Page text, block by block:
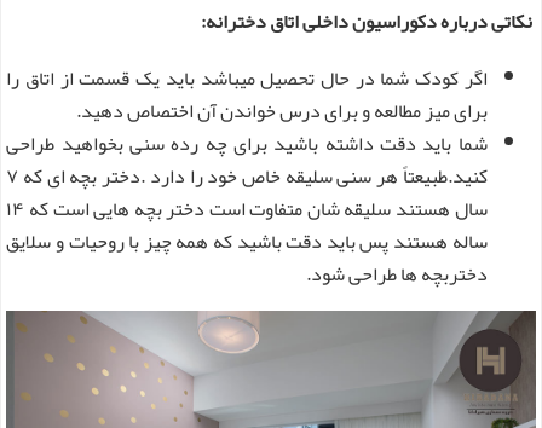
نکاتی درباره دکوراسیون داخلی اتاق دخترانه:
اگر کودک شما در حال تحصیل میباشد باید یک قسمت از اتاق را
برای میز مطالعه و برای درس خواندن آن اختصاص دهید.
شما باید دقت داشته باشید برای چه رده سنی بخواهید طراحی
کنید.طبیعتاً هر سنی سلیقه خاص خود را دارد .دختر بچه ای که ۷
سال هستند سلیقه شان متفاوت است دختر بچه هایی است که ۱۴
ساله هستند پس باید دقت باشید که همه چیز با روحیات و سلایق
دختربچه ها طراحی شود.